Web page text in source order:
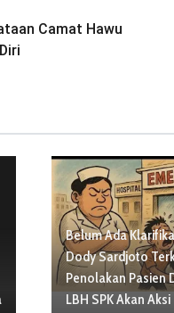
Camat Hawu
Belum Ada
Dody Sardjoto
Penolakan Pasien
LBH SPK Akan Aksi